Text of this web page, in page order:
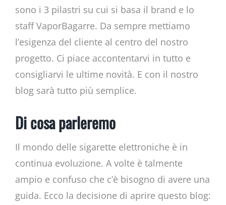
sono i 3 pilastri su cui si basa il brand e lo
staff VaporBagarre. Da sempre mettiamo
l’esigenza del cliente al centro del nostro
progetto. Ci piace accontentarvi in tutto e
consigliarvi le ultime novità. E con il nostro
blog sarà tutto più semplice.
Di cosa parleremo
Il mondo delle sigarette elettroniche è in
continua evoluzione. A volte è talmente
ampio e confuso che c’è bisogno di avere una
guida. Ecco la decisione di aprire questo blog: